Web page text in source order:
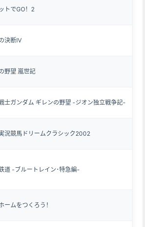
トでGO！2
決断IV
野望 嵐世記
士ガンダム ギレンの野望 -ジオン独立戦争記-
況競馬ドリームクラシック2002
道 -ブルートレイン･特急編-
ームをつくろう！